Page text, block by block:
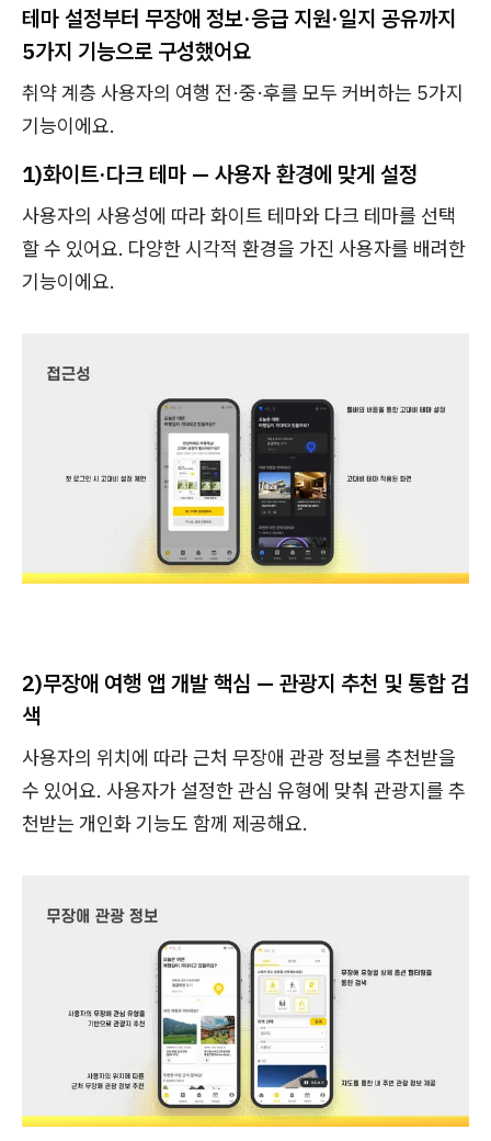
테마 설정부터 무장애 정보·응급 지원·일지 공유까지
5가지 기능으로 구성했어요
취약 계층 사용자의 여행 전·중·후를 모두 커버하는 5가지
기능이에요.
1)화이트·다크 테마 — 사용자 환경에 맞게 설정
사용자의 사용성에 따라 화이트 테마와 다크 테마를 선택
할 수 있어요. 다양한 시각적 환경을 가진 사용자를 배려한
기능이에요.
2)무장애 여행 앱 개발 핵심 — 관광지 추천 및 통합 검
색
사용자의 위치에 따라 근처 무장애 관광 정보를 추천받을
수 있어요. 사용자가 설정한 관심 유형에 맞춰 관광지를 추
천받는 개인화 기능도 함께 제공해요.